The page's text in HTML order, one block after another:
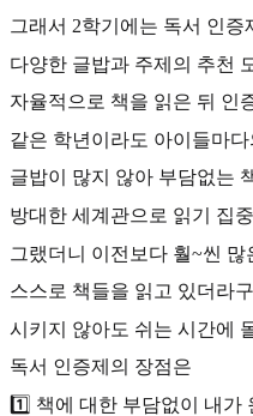
그래서 2학기에는 독서 인증
다양한 글밥과 주제의 추천
자율적으로 책을 읽은 뒤 인
같은 학년이라도 아이들마
글밥이 많지 않아 부담없는
방대한 세계관으로 읽기 집
그랬더니 이전보다 훨~씬 많
스스로 책들을 읽고 있더라
시키지 않아도 쉬는 시간에
독서 인증제의 장점은
1️⃣ 책에 대한 부담없이 내가